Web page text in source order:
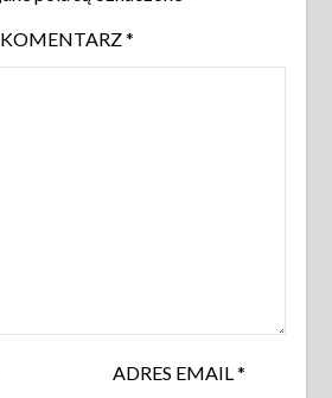
KOMENTARZ*
ADRES EMAIL*